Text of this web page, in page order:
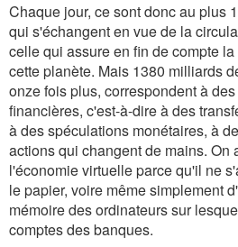
Chaque jour, ce sont donc au plus
qui s'échangent en vue de la
celle qui assure en fin de compte
cette planète. Mais 1380 milliards
onze fois plus, correspondent à
financières, c'est-à-dire à des
à des spéculations monétaires, à
actions qui changent de mains. On
l'économie virtuelle parce qu'il ne
le papier, voire même simplement
mémoire des ordinateurs sur
comptes des banques.